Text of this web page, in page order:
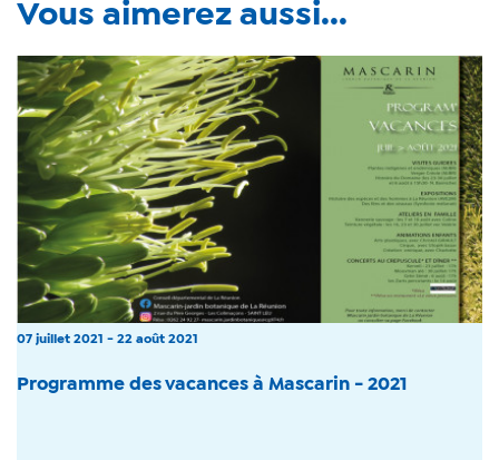
Vous aimerez aussi...
07 juillet 2021 - 22 août 2021
Programme des vacances à Mascarin - 2021